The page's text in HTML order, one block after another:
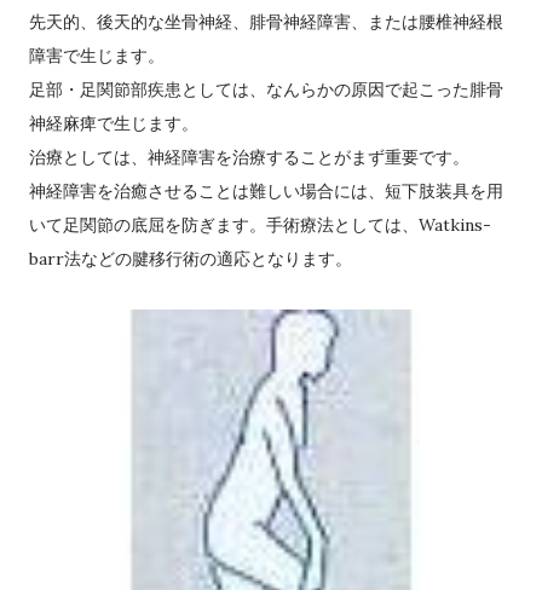
先天的、後天的な坐骨神経、腓骨神経障害、または腰椎神経根
障害で生じます。
足部・足関節部疾患としては、なんらかの原因で起こった腓骨
神経麻痺で生じます。
治療としては、神経障害を治療することがまず重要です。
神経障害を治癒させることは難しい場合には、短下肢装具を用
いて足関節の底屈を防ぎます。手術療法としては、Watkins-
barr法などの腱移行術の適応となります。